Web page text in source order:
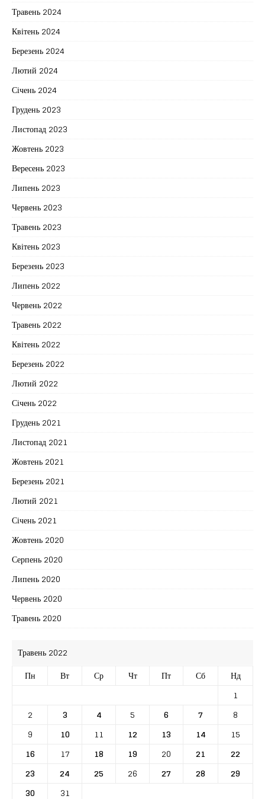
Травень 2024
Квітень 2024
Березень 2024
Лютий 2024
Січень 2024
Грудень 2023
Листопад 2023
Жовтень 2023
Вересень 2023
Липень 2023
Червень 2023
Травень 2023
Квітень 2023
Березень 2023
Липень 2022
Червень 2022
Травень 2022
Квітень 2022
Березень 2022
Лютий 2022
Січень 2022
Грудень 2021
Листопад 2021
Жовтень 2021
Березень 2021
Лютий 2021
Січень 2021
Жовтень 2020
Серпень 2020
Липень 2020
Червень 2020
Травень 2020
Травень 2022
Пн
Вт Ср Чт Пт Сб
Нд
1
2
3 4 5 6 7
8
9
10 11 12 13 14
15
16
17 18 19 20 21
22
23
24 25 26 27 28
29
30
31